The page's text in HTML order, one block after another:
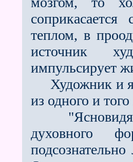
теплом, в
источник
импульсирует
Художник и
из одного и
духовного